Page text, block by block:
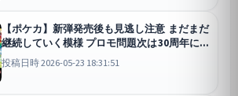
【ポケカ】新弾発売後も見逃し注意 まだまだ
継続していく模様 プロモ問題次は30周年に
投稿日時 2026-05-23 18:31:51